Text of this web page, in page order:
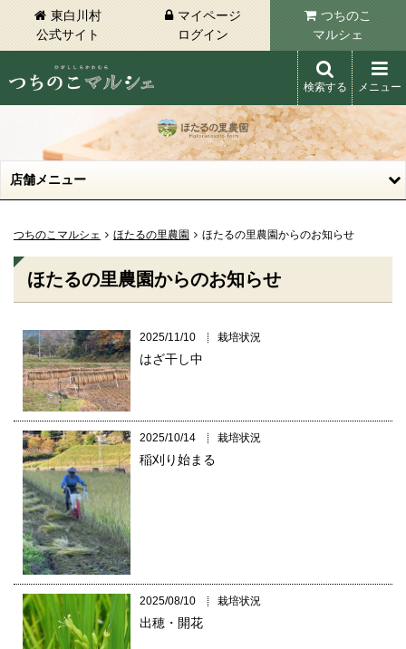
東白川村
公式サイト
マイページ
ログイン
つちのこ
マルシェ
東白川村 つちのこマルシェ
検索する メニュー
店舗メニュー
つちのこマルシェ ほたるの里農園 ほたるの里農園からのお知らせ
ほたるの里農園からのお知らせ
2025/11/10 栽培状況
はざ干し中
2025/10/14 栽培状況
稲刈り始まる
2025/08/10 栽培状況
出穂・開花